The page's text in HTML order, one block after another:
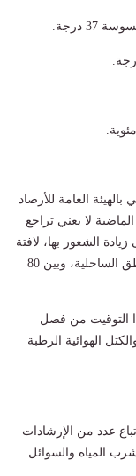
العامة للأرصاد
لا يعني تراجع
الشعور بها، لافتة
إلى أن نسب الرطوبة تتراوح بين 90 و95% بالمناطق الساحلية، وبين 80
التوقيت من فصل
الهوائية الرطبة
عدد من الإرشادات
المياه والسوائل.